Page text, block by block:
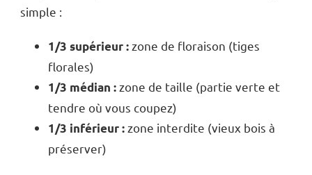
simple :
1/3 supérieur :zone de floraison (tiges
florales)
1/3 médian :zone de taille (partie verte et
tendre où vous coupez)
1/3 inférieur :zone interdite (vieux bois à
préserver)